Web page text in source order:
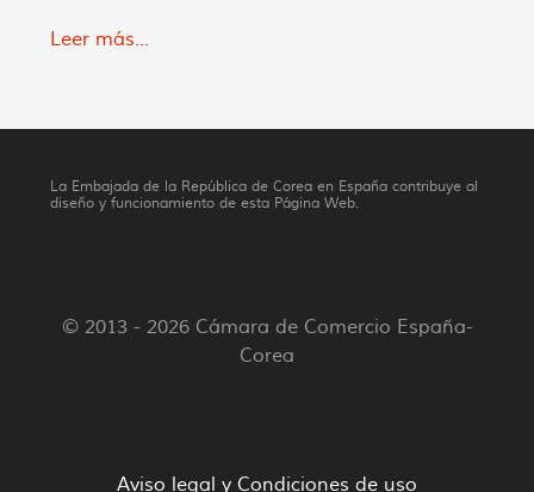
Leer más...
La Embajada de la República de Corea en España contribuye al
diseño y funcionamiento de esta Página Web.
© 2013 - 2026 Cámara de Comercio España-
Corea
Aviso legal y Condiciones de uso